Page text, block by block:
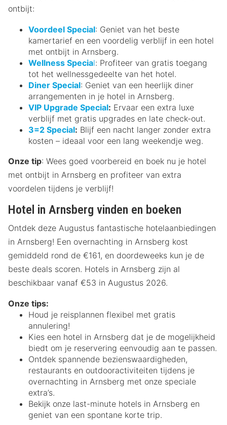
ontbijt:
Voordeel Special: Geniet van het beste
kamertarief en een voordelig verblijf in een hotel
met ontbijt in Arnsberg.
Wellness Special: Profiteer van gratis toegang
tot het wellnessgedeelte van het hotel.
Diner Special: Geniet van een heerlijk diner
arrangementen in je hotel in Arnsberg.
VIP Upgrade Special: Ervaar een extra luxe
verblijf met gratis upgrades en late check-out.
3=2 Special: Blijf een nacht langer zonder extra
kosten – ideaal voor een lang weekendje weg.
Onze tip: Wees goed voorbereid en boek nu je hotel
met ontbijt in Arnsberg en profiteer van extra
voordelen tijdens je verblijf!
Hotel in Arnsberg vinden en boeken
Ontdek deze Augustus fantastische hotelaanbiedingen
in Arnsberg! Een overnachting in Arnsberg kost
gemiddeld rond de €161, en doordeweeks kun je de
beste deals scoren. Hotels in Arnsberg zijn al
beschikbaar vanaf €53 in Augustus 2026.
Onze tips:
Houd je reisplannen flexibel met gratis
annulering!
Kies een hotel in Arnsberg dat je de mogelijkheid
biedt om je reservering eenvoudig aan te passen.
Ontdek spannende bezienswaardigheden,
restaurants en outdooractiviteiten tijdens je
overnachting in Arnsberg met onze speciale
extra’s.
Bekijk onze last-minute hotels in Arnsberg en
geniet van een spontane korte trip.